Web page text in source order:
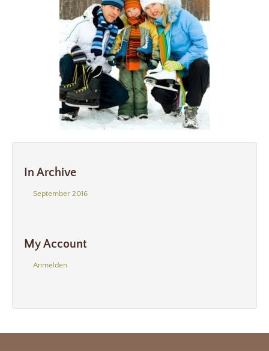
In Archive
September 2016
My Account
Anmelden